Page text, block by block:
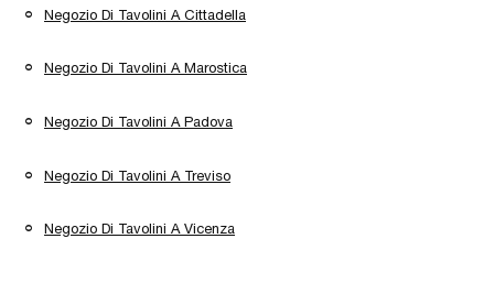
Negozio Di Tavolini A Cittadella
Negozio Di Tavolini A Marostica
Negozio Di Tavolini A Padova
Negozio Di Tavolini A Treviso
Negozio Di Tavolini A Vicenza